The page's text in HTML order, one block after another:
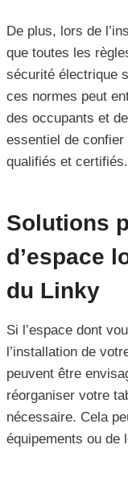
De plus, lors de
que toutes les
sécurité électrique
ces normes peut
des occupants et
essentiel de
qualifiés et certifiés.
Solutions
d’espace
du Linky
Si l’espace dont
l’installation de
peuvent être
réorganiser votre
nécessaire. Cela
équipements ou de